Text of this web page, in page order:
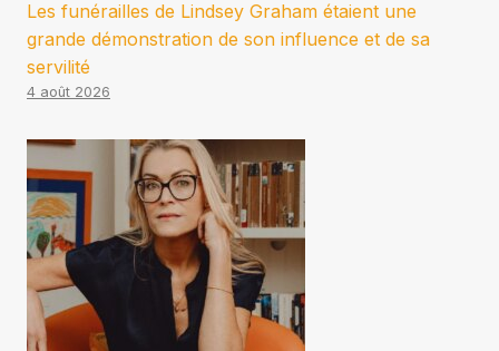
Les funérailles de Lindsey Graham étaient une
grande démonstration de son influence et de sa
servilité
4 août 2026